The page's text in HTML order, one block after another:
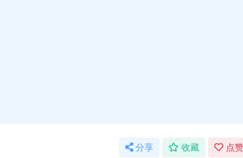
分享 收藏 点